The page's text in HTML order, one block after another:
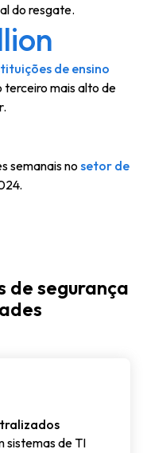
do resgate.
de ensino
mais alto de
semanais no setor de
de segurança
sistemas de TI